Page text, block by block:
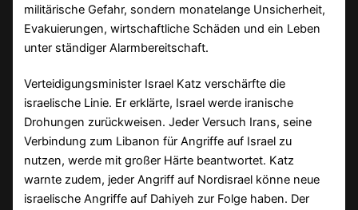
militärische Gefahr, sondern monatelange Unsicherheit,
Evakuierungen, wirtschaftliche Schäden und ein Leben
unter ständiger Alarmbereitschaft.
Verteidigungsminister Israel Katz verschärfte die
israelische Linie. Er erklärte, Israel werde iranische
Drohungen zurückweisen. Jeder Versuch Irans, seine
Verbindung zum Libanon für Angriffe auf Israel zu
nutzen, werde mit großer Härte beantwortet. Katz
warnte zudem, jeder Angriff auf Nordisrael könne neue
israelische Angriffe auf Dahiyeh zur Folge haben. Der